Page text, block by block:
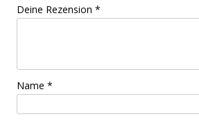
Deine Rezension*
Name*